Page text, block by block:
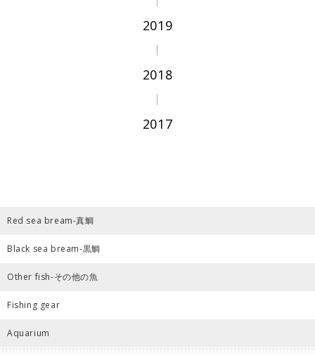
2019
2018
2017
Red sea bream-真鯛
Black sea bream-黒鯛
Other fish-その他の魚
Fishing gear
Aquarium